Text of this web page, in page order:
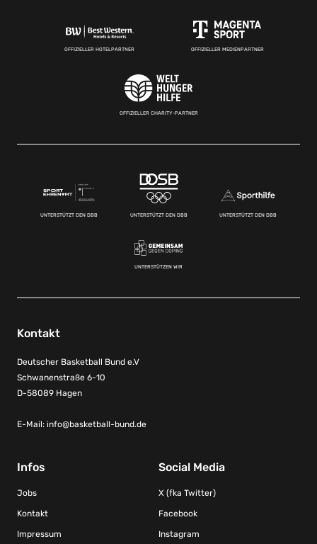
OFFIZIELLER HOTELPARTNER OFFIZIELLER MEDIENPARTNER
OFFIZIELLER CHARITY-PARTNER
UNTERSTÜTZT DEN DBB UNTERSTÜTZT DEN DBB UNTERSTÜTZT DEN DBB
UNTERSTÜTZEN WIR
Kontakt
Deutscher Basketball Bund e.V
Schwanenstraße 6-10
D-58089 Hagen
E-Mail: info@basketball-bund.de
Infos
Jobs
Kontakt
Impressum
Social Media
X (fka Twitter)
Facebook
Instagram